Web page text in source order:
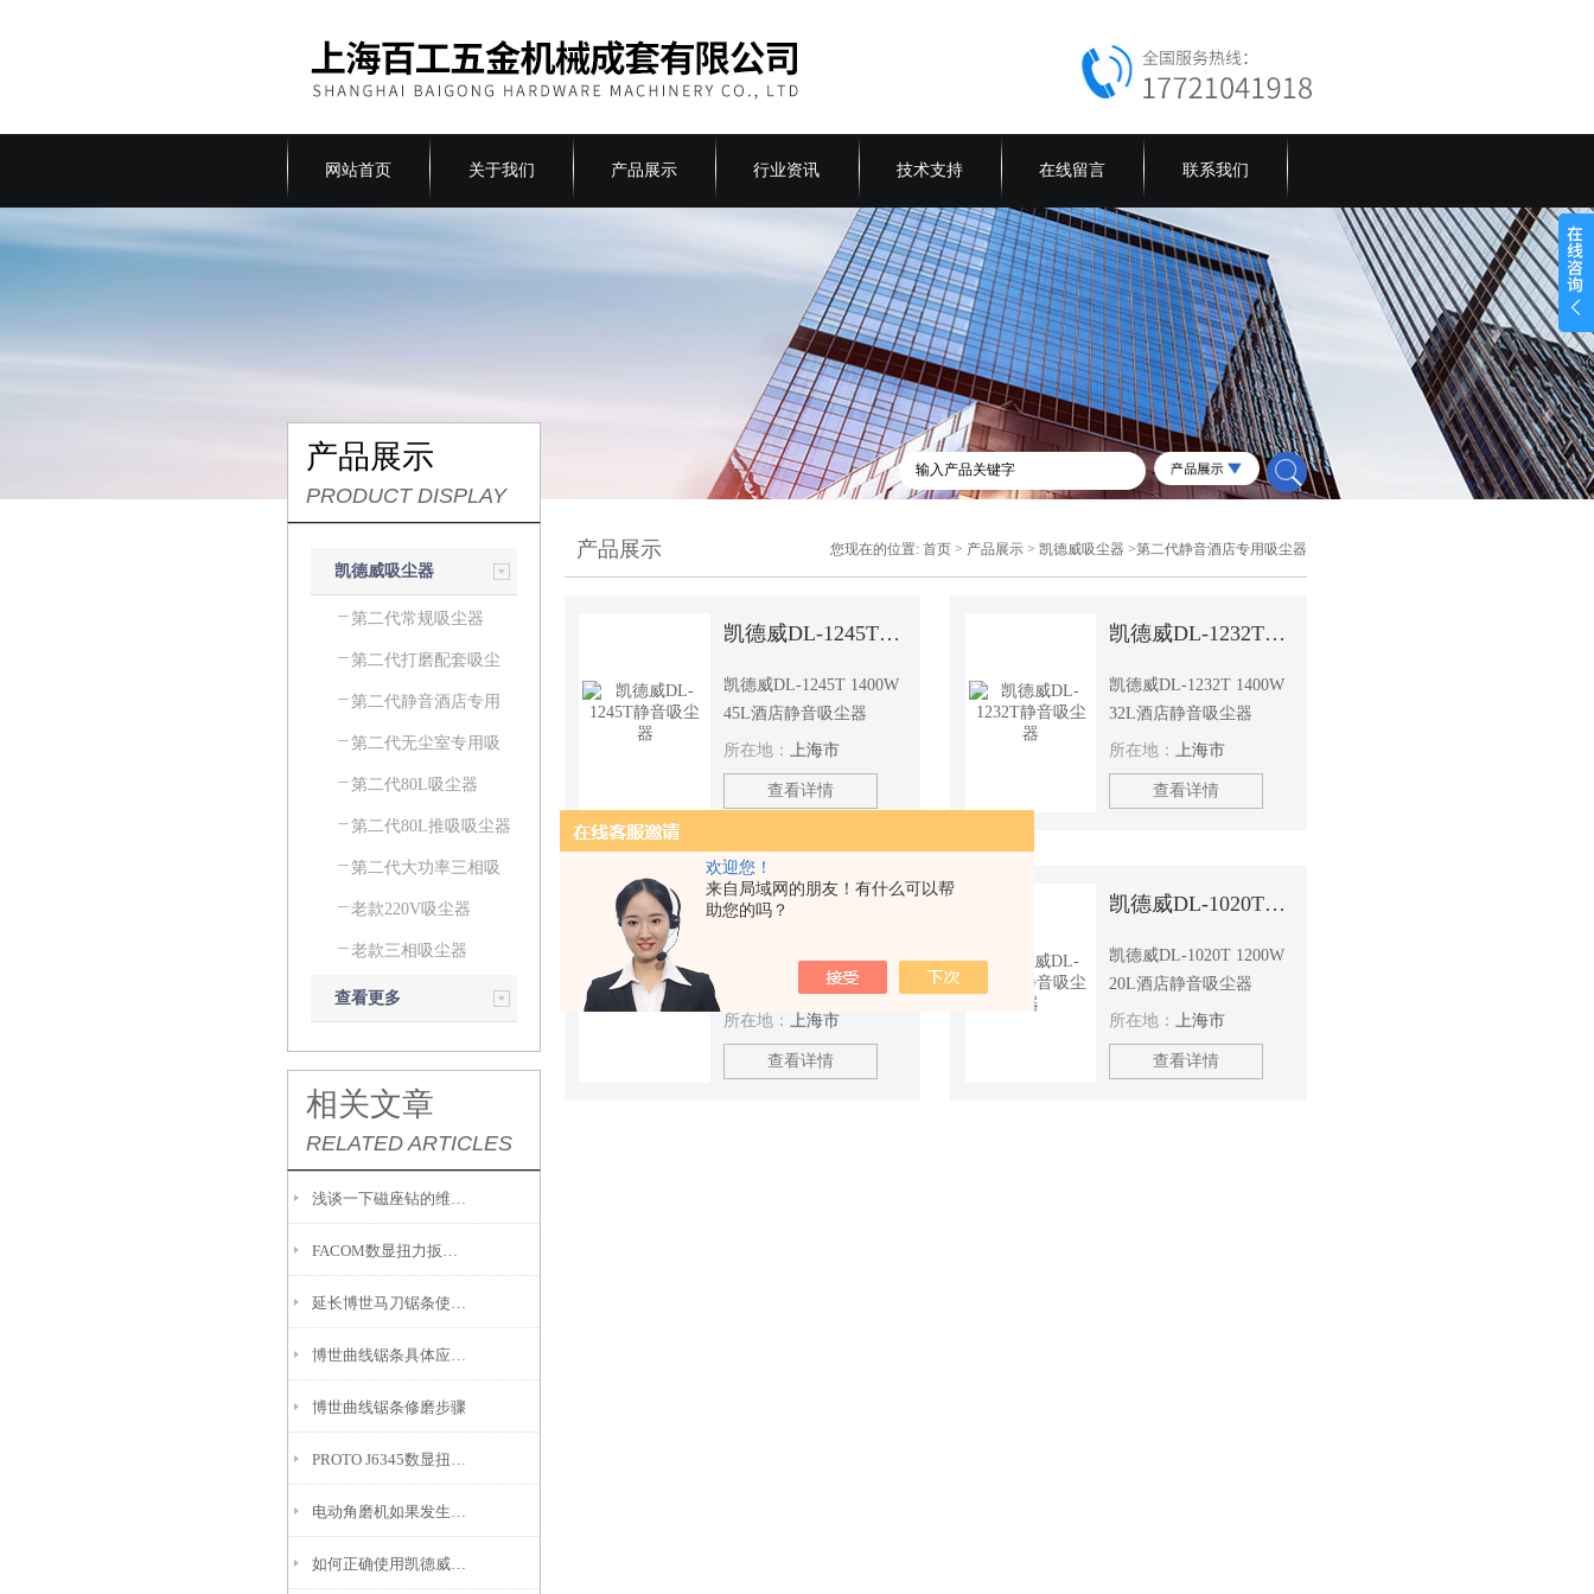
欢迎您！
来自局域网的朋友！有什么可以帮
助您的吗？
网站首页 关于我们 产品展示 行业资讯 技术支持 在线留言 联系我们
产品展示
PRODUCT DISPLAY
凯德威吸尘器
第二代常规吸尘器
第二代打磨配套吸尘
器第二代静音酒店专用
吸尘器
第二代无尘室专用吸
尘器第二代80L吸尘器
第二代80L推吸吸尘器
第二代大功率三相吸
尘器老款220V吸尘器
老款三相吸尘器
查看更多
相关文章
RELATED ARTICLES
博世曲线锯条修磨步骤
如何正确使用凯德威吸尘器？
产品展示 您现在的位置:首页 > 产品展示 >凯德威吸尘器 >第二代静音酒店专用吸尘器
凯德威DL-1245T静音吸尘器
凯德威DL-1245T 1400W
45L酒店静音吸尘器
所在地： 上海市
查看详情
凯德威DL-1232T静音吸尘器
凯德威DL-1232T 1400W
32L酒店静音吸尘器
所在地： 上海市
查看详情
凯德威DL-1032T静音吸尘器
32L酒店静音吸尘器
所在地： 上海市
查看详情
凯德威DL-1020T静音吸尘器
凯德威DL-1020T 1200W
20L酒店静音吸尘器
所在地： 上海市
查看详情